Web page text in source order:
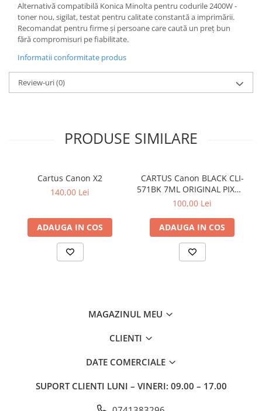
Alternativă compatibilă Konica Minolta pentru codurile 2400W -
toner nou, sigilat, testat pentru calitate constantă a imprimării.
Recomandat pentru firme și persoane care caută un preț bun
fără compromisuri pe fiabilitate.
Informatii conformitate produs
Review-uri(0)
PRODUSE SIMILARE
Cartus Canon X2
140,00 Lei
ADAUGA IN COS
CARTUS Canon BLACK CLI-
571BK 7ML ORIGINAL PIXMA
MG6850
100,00 Lei
ADAUGA IN COS
MAGAZINUL MEU
CLIENTI
DATE COMERCIALE
SUPORT CLIENTI LUNI – VINERI: 09.00 – 17.00